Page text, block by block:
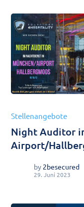
Stellenangebote
Night Auditor
Airport/
by 2besecured
29. Juni 2023